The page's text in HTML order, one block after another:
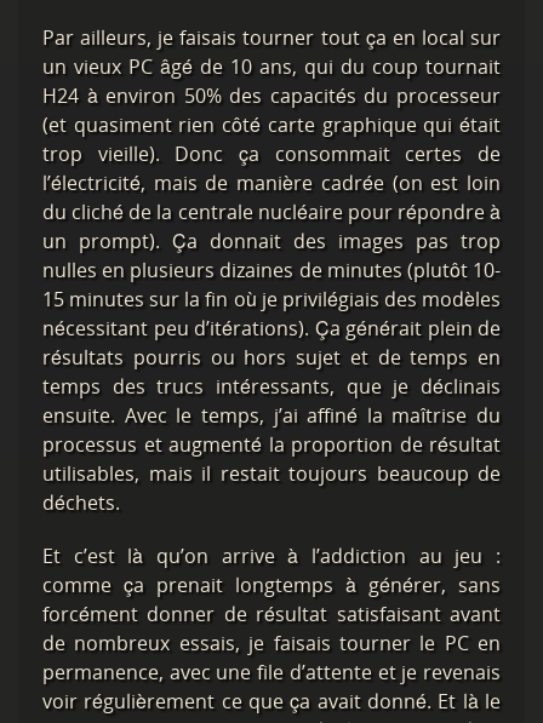
Par ailleurs, je faisais tourner tout ça en local sur
un vieux PC âgé de 10 ans, qui du coup tournait
H24 à environ 50% des capacités du processeur
(et quasiment rien côté carte graphique qui était
trop vieille). Donc ça consommait certes de
l’électricité, mais de manière cadrée (on est loin
du cliché de la centrale nucléaire pour répondre à
un prompt). Ça donnait des images pas trop
nulles en plusieurs dizaines de minutes (plutôt 10-
15 minutes sur la fin où je privilégiais des modèles
nécessitant peu d’itérations). Ça générait plein de
résultats pourris ou hors sujet et de temps en
temps des trucs intéressants, que je déclinais
ensuite. Avec le temps, j’ai affiné la maîtrise du
processus et augmenté la proportion de résultat
utilisables, mais il restait toujours beaucoup de
déchets.
Et c’est là qu’on arrive à l’addiction au jeu :
comme ça prenait longtemps à générer, sans
forcément donner de résultat satisfaisant avant
de nombreux essais, je faisais tourner le PC en
permanence, avec une file d’attente et je revenais
voir régulièrement ce que ça avait donné. Et là le